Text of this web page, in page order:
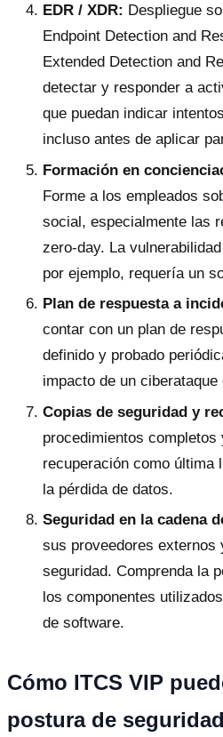
EDR / XDR: Despliegue
Endpoint Detection and
Extended Detection and
detectar y responder a
que puedan indicar
incluso antes de aplicar
Formación en
Forme a los empleados
social, especialmente las
zero-day. La
por ejemplo, requería un
Plan de respuesta a
contar con un plan de
definido y probado
impacto de un ciberataque
Copias de seguridad y
procedimientos
recuperación como última
la pérdida de datos.
Seguridad en la cadena
sus proveedores externos
seguridad. Comprenda la
los componentes
de software.
Cómo ITCS VIP
postura de seguridad